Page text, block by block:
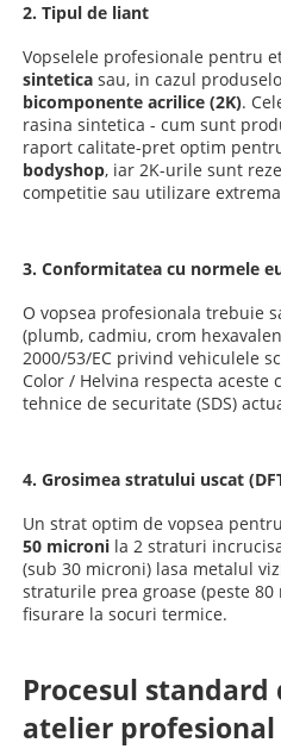
2. Tipul de liant
Vopselele profesionale pentru
sintetica sau, in cazul
bicomponente acrilice (2K).
rasina sintetica - cum sunt
raport calitate-pret optim
bodyshop, iar 2K-urile sunt
competitie sau utilizare
3. Conformitatea cu normele
O vopsea profesionala trebuie
(plumb, cadmiu, crom
2000/53/EC privind vehiculele
Color / Helvina respecta
tehnice de securitate (SDS)
4. Grosimea stratului uscat
Un strat optim de vopsea
50 microni la 2 straturi
(sub 30 microni) lasa metalul
straturile prea groase (peste
fisurare la socuri termice.
Procesul
atelier profesional